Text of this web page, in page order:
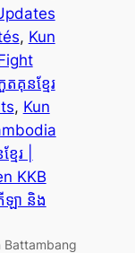
, Kun
គុនខ្មែរ
, Kun
រ |
KKB
ឡា និង
Battambang